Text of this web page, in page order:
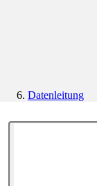
Datenleitung